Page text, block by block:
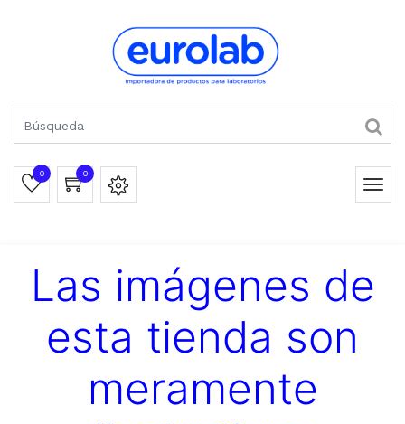
0 0
Las imágenes de
esta tienda son
meramente